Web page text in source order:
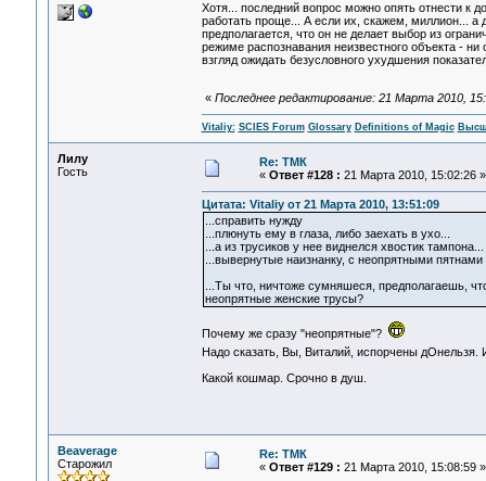
Хотя... последний вопрос можно опять отнести к
работать проще... А если их, скажем, миллион... а
предполагается, что он не делает выбор из
режиме распознавания неизвестного объекта -
взгляд ожидать безусловного ухудшения
« Последнее редактирование: 21 Марта 2010,
Vitaliy: SCIES Forum Glossary Definitions of Magic
Лилу
Гость
Re: ТМК
« Ответ #128 : 21 Марта 2010, 15:02:26 »
Цитата: Vitaliy от 21 Марта 2010, 13:51:09
...справить нужду
...плюнуть ему в глаза, либо заехать в ухо...
...а из трусиков у нее виднелся хвостик тампона...
...вывернутые наизнанку, с неопрятными
...Ты что, ничтоже сумняшеся, предполагаешь,
неопрятные женские трусы?
Почему же сразу "неопрятные"?
Надо сказать, Вы, Виталий, испорчены
Какой кошмар. Срочно в душ.
Beaverage
Старожил
Re: ТМК
« Ответ #129 : 21 Марта 2010, 15:08:59 »